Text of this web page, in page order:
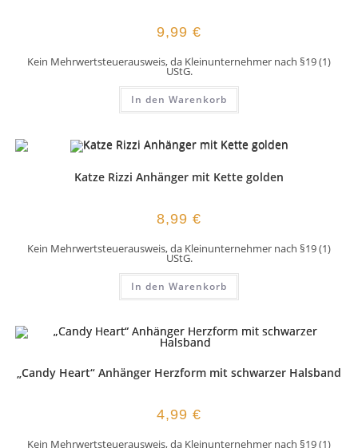
9,99 €
Kein Mehrwertsteuerausweis, da Kleinunternehmer nach §19 (1)
UStG.
In den Warenkorb
Katze Rizzi Anhänger mit Kette golden
8,99 €
Kein Mehrwertsteuerausweis, da Kleinunternehmer nach §19 (1)
UStG.
In den Warenkorb
„Candy Heart“ Anhänger Herzform mit schwarzer Halsband
4,99 €
Kein Mehrwertsteuerausweis, da Kleinunternehmer nach §19 (1)